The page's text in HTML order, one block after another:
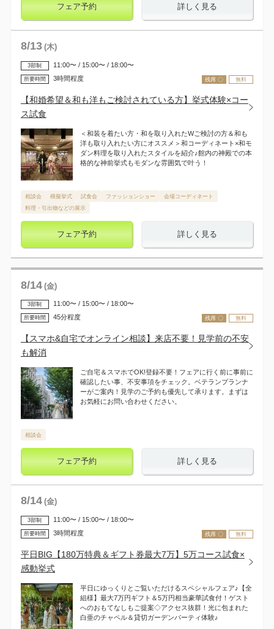
フェア予約 詳しく見る
8/13 (木)
残席 〇 無料
3部制 11:00〜 / 15:00〜 / 18:00〜
所要時間 3時間程度
【和婚希望＆和も洋もご検討されている方】挙式体験×コー
ス試食
＜和装を着たい方・和を取り入れたWご検討の方＆和も
洋も取り入れたい方にオススメ＞和コーディネート×和モ
ダン料理を取り入れたスタイルを紹介♪館内の神殿での本
格的な神前挙式もモダンな雰囲気で叶う！
相談会 模擬挙式 試食会 ファッションショー
会場コーディネート
料理・引出物などの展示
フェア予約 詳しく見る
8/14 (金)
残席 〇 無料
3部制 11:00〜 / 15:00〜 / 18:00〜
所要時間 45分程度
【スマホ&自宅でオンライン相談】来店不要！見学前の不安
も解消
ご自宅＆スマホでOK!登録不要！フェアに行く前に事前に
確認したい事、不安事項をチェック。ベテランプランナ
ーがご案内！見学のご予約も優先して承ります。まずは
お気軽にお問い合わせください。
相談会
フェア予約 詳しく見る
8/14 (金)
残席 〇 無料
3部制 11:00〜 / 15:00〜 / 18:00〜
所要時間 3時間程度
平日BIG【180万特典＆ギフト券最大7万】5万コース試食×
感動挙式
平日にゆっくりとご覧いただけるスペシャルフェア♪【全
組様】最大7万円ギフト＆5万円相当豪華試食付！ゲスト
へのおもてなしもご提案◇アクセス抜群！光に包まれた
白亜のチャペル＆貸切ガーデンパーティ体験♪